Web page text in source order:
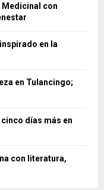
Medicinal con
en la
en Tulancingo;
días más en
con literatura,